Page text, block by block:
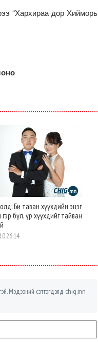
“Хархираа дор Хийморь
Би таван хүүхдийн эцэг
бүл, үр хүүхдийг тайван
Мэдээний сэтгэгдэлд chig.mn